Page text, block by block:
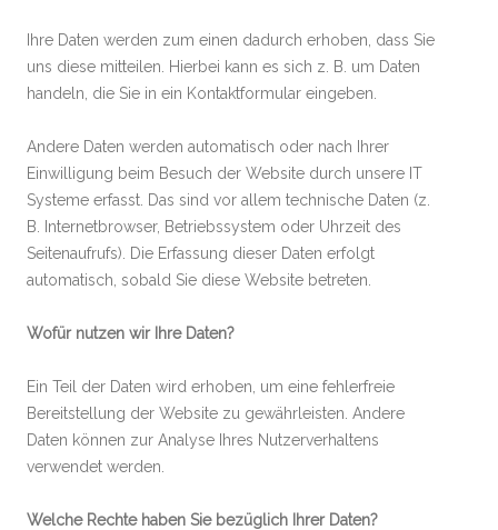
Ihre Daten werden zum einen dadurch erhoben, dass Sie
uns diese mitteilen. Hierbei kann es sich z. B. um Daten
handeln, die Sie in ein Kontaktformular eingeben.
Andere Daten werden automatisch oder nach Ihrer
Einwilligung beim Besuch der Website durch unsere IT
Systeme erfasst. Das sind vor allem technische Daten (z.
B. Internetbrowser, Betriebssystem oder Uhrzeit des
Seitenaufrufs). Die Erfassung dieser Daten erfolgt
automatisch, sobald Sie diese Website betreten.
Wofür nutzen wir Ihre Daten?
Ein Teil der Daten wird erhoben, um eine fehlerfreie
Bereitstellung der Website zu gewährleisten. Andere
Daten können zur Analyse Ihres Nutzerverhaltens
verwendet werden.
Welche Rechte haben Sie bezüglich Ihrer Daten?